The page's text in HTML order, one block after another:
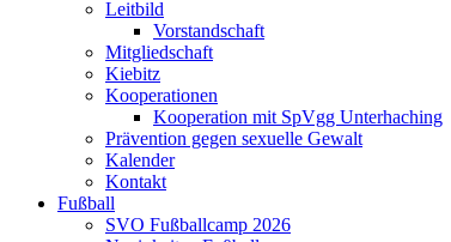
Leitbild
Vorstandschaft
Mitgliedschaft
Kiebitz
Kooperationen
Kooperation mit SpVgg Unterhaching
Prävention gegen sexuelle Gewalt
Kalender
Kontakt
Fußball
SVO Fußballcamp 2026